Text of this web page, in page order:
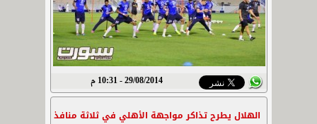
29/08/2014 - 10:31 م
الهلال يطرح تذاكر مواجهة الأهلي في ثلاثة منافذ